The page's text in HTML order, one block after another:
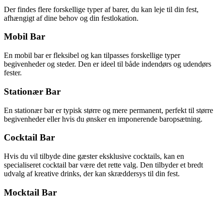
Der findes flere forskellige typer af barer, du kan leje til din fest,
afhængigt af dine behov og din festlokation.
Mobil Bar
En mobil bar er fleksibel og kan tilpasses forskellige typer
begivenheder og steder. Den er ideel til både indendørs og udendørs
fester.
Stationær Bar
En stationær bar er typisk større og mere permanent, perfekt til større
begivenheder eller hvis du ønsker en imponerende baropsætning.
Cocktail Bar
Hvis du vil tilbyde dine gæster eksklusive cocktails, kan en
specialiseret cocktail bar være det rette valg. Den tilbyder et bredt
udvalg af kreative drinks, der kan skræddersys til din fest.
Mocktail Bar